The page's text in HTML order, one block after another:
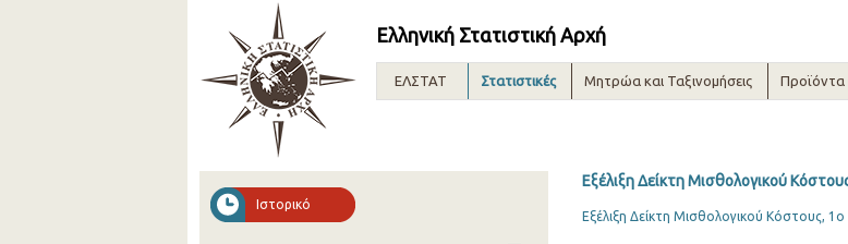
Ελληνική Στατιστική Αρχή
ΕΛΣΤΑΤ Στατιστικές Μητρώα και Ταξινομήσεις Προϊόντα
Ιστορικό
Εξέλιξη Δείκτη Μισθολογικού
Εξέλιξη Δείκτη Μισθολογικού Κόστους, 1ο